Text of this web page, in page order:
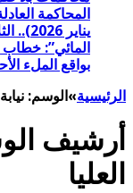
المائي”: خطاب
بواقع الملء
الرئيسية»الوسم:
أرشيف
العليا